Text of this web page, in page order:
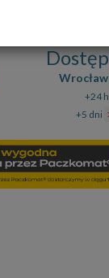
Wrocław
+24 h
+5 dni